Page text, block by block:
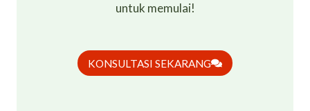
untuk memulai!
KONSULTASI SEKARANG